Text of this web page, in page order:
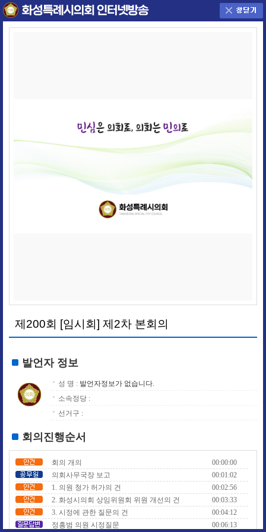
제200회 [임시회] 제2차 본회의
발언자 정보
성 명 : 발언자정보가 없습니다.
소속정당 :
선거구 :
회의진행순서
회의 개의
00:00:00
의회사무국장 보고
00:01:02
1. 의원 청가 허가의 건
00:02:56
2. 화성시의회 상임위원회 위원 개선의 건
00:03:33
3. 시정에 관한 질문의 건
00:04:12
정흥범 의원 시정질문
00:06:13